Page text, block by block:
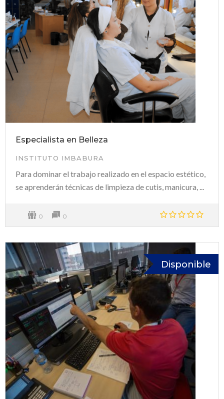
Especialista en Belleza
INSTITUTO IMBABURA
Para dominar el trabajo realizado en el espacio estético,
se aprenderán técnicas de limpieza de cutis, manicura, ...
0 0
Disponible